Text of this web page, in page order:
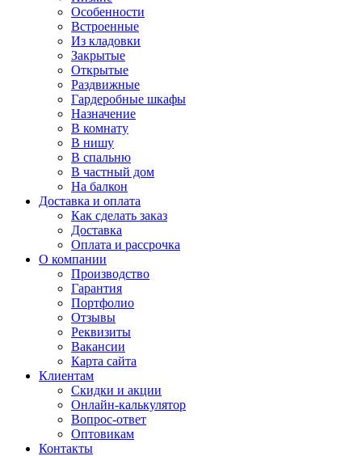
Особенности
Встроенные
Из кладовки
Закрытые
Открытые
Раздвижные
Гардеробные шкафы
Назначение
В комнату
В нишу
В спальню
В частный дом
На балкон
Доставка и оплата
Как сделать заказ
Доставка
Оплата и рассрочка
О компании
Производство
Гарантия
Портфолио
Отзывы
Реквизиты
Вакансии
Карта сайта
Клиентам
Скидки и акции
Онлайн-калькулятор
Вопрос-ответ
Оптовикам
Контакты